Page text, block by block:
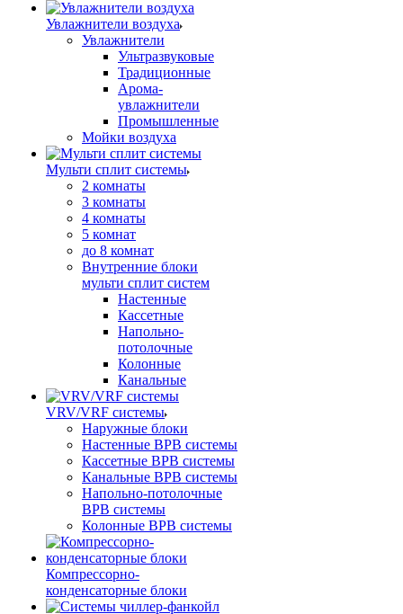
Увлажнители воздуха
Увлажнители
Ультразвуковые
Традиционные
Арома-
увлажнители
Промышленные
Мойки воздуха
Мульти сплит системы
2 комнаты
3 комнаты
4 комнаты
5 комнат
до 8 комнат
Внутренние блоки
мульти сплит систем
Настенные
Кассетные
Напольно-
потолочные
Колонные
Канальные
VRV/VRF системы
Наружные блоки
Настенные ВРВ системы
Кассетные ВРВ системы
Канальные ВРВ системы
Напольно-потолочные
ВРВ системы
Колонные ВРВ системы
Компрессорно-
конденсаторные блоки